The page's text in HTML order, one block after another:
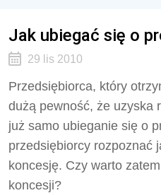
Jak ubiegać się o
29 lis 2010
Przedsiębiorca, który
dużą pewność, że uzyska
już samo ubieganie się o
przedsiębiorcy rozpoznać
koncesję. Czy warto
koncesji?